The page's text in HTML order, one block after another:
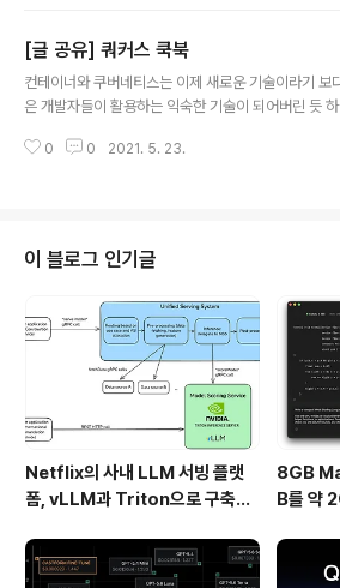
율적으로 머신러닝 서비스를 관리할 수 있는 기술 또한
속적으로 발전해나가고 있습니다. 소프트웨어 개발과
의 프로세스를 단순화하고 많은 부분이 자동화 함으로
듯이, 머신러닝 분야에서도 이와 같은 노력이 당연하게
[글 공유] 쿼커스 쿡북
컨테이너와 쿠버네티스는 이제 새로운 기술이라기 보
은 개발자들이 활용하는 익숙한 기술이 되어버린 듯
얻는 이득이 많은 기술이기 때문일 것이다. 쿠버네티스
는 개발자들은 힘들지만 따라가는 재미가 있다. 현재도
버네티스는 발전하고 있고 쿠버네티스 생태계는 이미
대로 커져버렸다. 쿠버네티스 생태계의 활성화는 한동
지속될 것으로 보인다. 이미 많은 개발자들이 그 편안
익숙해져버렸으며 다양한 컨테이너 오케스트레이션
중 쿠버네티스의 점유율이 가장 높은 것으로 보이기 ..
0 0 2021. 5. 23.
이 블로그 인기글
Netflix의 사내 LLM 서빙 플랫
폼, vLLM과 Triton으로 구축한
8GB
B를 약